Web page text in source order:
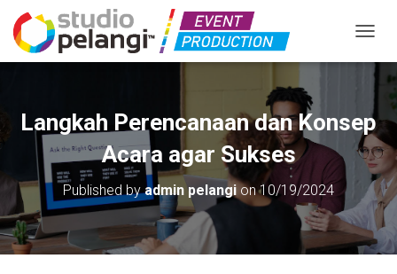
Langkah Perencanaan dan Konsep
Acara agar Sukses
Published byadmin pelangi on10/19/2024